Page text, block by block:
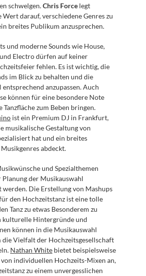
schwelgen. Chris Force legt
Wert darauf, verschiedene Genres zu
breites Publikum anzusprechen.
und moderne Sounds wie House,
Electro dürfen auf keiner
fehlen. Es ist wichtig, die
im Blick zu behalten und die
anzupassen. Auch
können für eine besondere Note
ist ein Premium DJ in Frankfurt,
musikalische Gestaltung von
hat und ein breites
abdeckt.
und Spezialthemen
der Musikauswahl
Die Erstellung von Mashups
den Hochzeitstanz ist eine tolle
Tanz zu etwas Besonderem zu
kulturelle Hintergründe und
können in die Musikauswahl
die Vielfalt der Hochzeitsgesellschaft
Nathan White bietet beispielsweise
individuellen Hochzeits-Mixen an,
zu einem unvergesslichen